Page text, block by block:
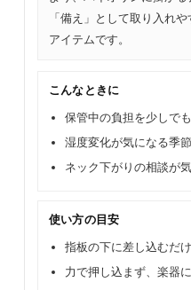
「備え」として取り入れ
アイテムです。
こんなときに
保管中の負担を少しで
湿度変化が気になる季
ネック下がりの相談が
使い方の目安
指板の下に差し込むだけ
力で押し込まず、楽器